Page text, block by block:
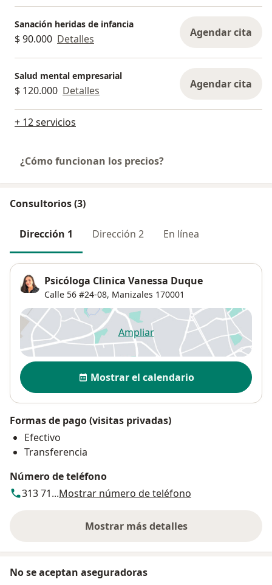
Sanación heridas de infancia
$ 90.000 Detalles Agendar cita
Salud mental empresarial
$ 120.000 Detalles Agendar cita
+ 12 servicios
¿Cómo funcionan los precios?
Consultorios (3)
Dirección 1 Dirección 2 En línea
Psicóloga Clinica Vanessa Duque
Calle 56 #24-08, Manizales 170001
Ampliarse abre en una nueva
Disponibilidad
Mostrar el calendario
Formas de pago (visitas privadas)
Efectivo
Transferencia
Número de teléfono
313 71...Mostrar número de teléfono
Mostrar más detalles
sobre la dirección
No se aceptan aseguradoras